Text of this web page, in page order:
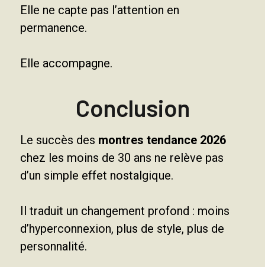
Elle ne capte pas l’attention en
permanence.
Elle accompagne.
Conclusion
Le succès des montres tendance 2026
chez les moins de 30 ans ne relève pas
d’un simple effet nostalgique.
Il traduit un changement profond : moins
d’hyperconnexion, plus de style, plus de
personnalité.